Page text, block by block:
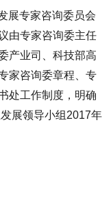
展专家咨询委员会
由专家咨询委主任
产业司、科技部高
家咨询委章程、专
处工作制度，明确
展领导小组2017年